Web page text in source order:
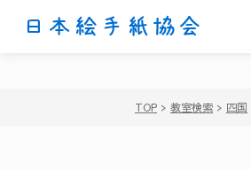
日本絵手紙協会
TOP > 教室検索 > 四国